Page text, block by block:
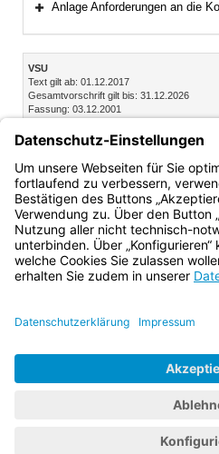
Anlage Anforderungen an die Kompetenz von
Inhalt
VSU
Text gilt ab: 01.12.2017
Gesamtvorschrift gilt bis: 31.12.2026
Fassung: 03.12.2001
§ 18 In-Kraft-Treten, Außer-
Diese Verordnung tritt am 1.
mit Ablauf des 31.
Bayern.de
BayernPortal
Impressum